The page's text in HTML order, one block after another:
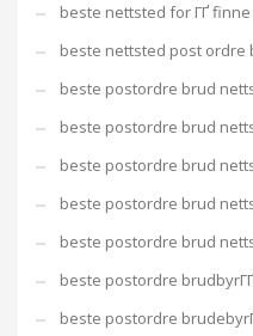
beste nettsted for ГҐ
beste nettsted post ordre
beste postordre brud
beste postordre brud
beste postordre brud
beste postordre brud
beste postordre brud
beste postordre brudbyrГҐ
beste postordre